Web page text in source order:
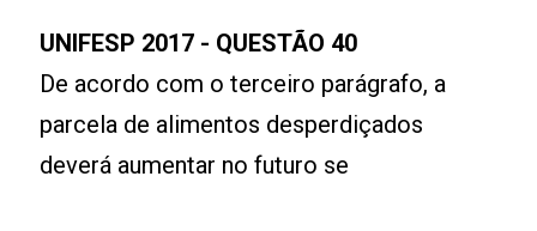
UNIFESP 2017 - QUESTÃO 40
De acordo com o terceiro parágrafo, a
parcela de alimentos desperdiçados
deverá aumentar no futuro se